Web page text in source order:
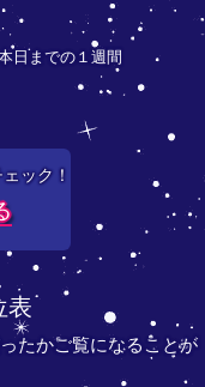
日までの１週間
ック！
表
たかご覧になることが